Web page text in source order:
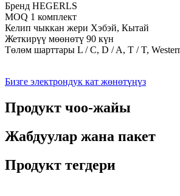
Бренд HEGERLS
MOQ 1 комплект
Келип чыккан жери Хэбэй, Кытай
Жеткирүү мөөнөтү 90 күн
Төлөм шарттары L / C, D / A, T / T,
Бизге электрондук кат жөнөтүңүз
Продукт чоо-жайы
Жабдуулар жана пакет
Продукт тегдери